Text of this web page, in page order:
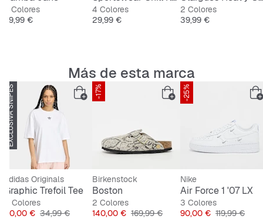
natural
9 Colores
Precio
89,99 €
4 Colores
Precio
29,99 €
2 Colores
Precio
39,99 €
Más de esta marca
EXCLUSIVA SNIPES
adidas Originals
Graphic Trefoil Tee
2 Colores
Precio
20,00 € Precio original
34,99 €
-17%
Birkenstock
Boston
2 Colores
Precio
140,00 € Precio original
169,99 €
-25%
Nike
Air Force 1 '07 LX
3 Colores
Precio
90,00 € Precio
119,99 €